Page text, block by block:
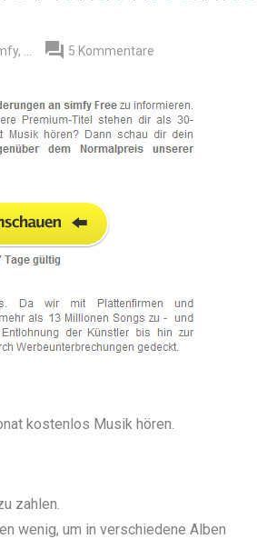
, ...  5 Kommentare
kostenlos Musik hören.
zahlen.
wenig, um in verschiedene Alben